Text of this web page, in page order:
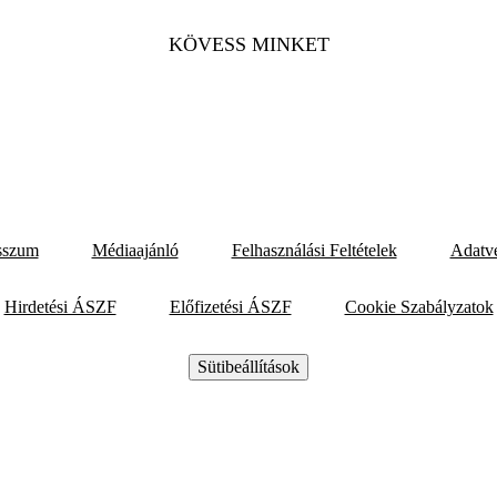
KÖVESS MINKET
Médiaajánló Felhasználási Feltételek
Hirdetési ÁSZF Előfizetési ÁSZF Cookie Szabályzatok
Sütibeállítások